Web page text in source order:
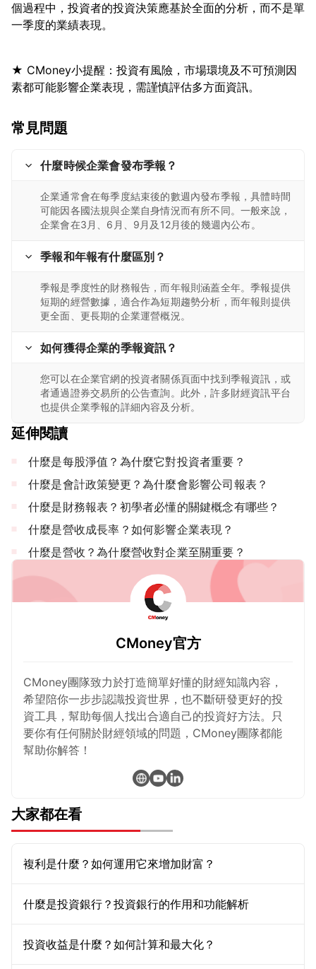
個過程中，投資者的投資決策應基於全面的分析，而不是單
★ CMoney小提醒：投資有風險，市場環境及不可預測因
常見問題
什麼時候企業會發布季報？
企業通常會在每季度結束後的數週內發布季報，具體時間
可能因各國法規與企業自身情況而有所不同。一般來說，
企業會在3月、6月、9月及12月後的幾週內公布。
季報和年報有什麼區別？
季報是季度性的財務報告，而年報則涵蓋全年。季報提供
短期的經營數據，適合作為短期趨勢分析，而年報則提供
更全面、更長期的企業運營概況。
如何獲得企業的季報資訊？
您可以在企業官網的投資者關係頁面中找到季報資訊，或
者通過證券交易所的公告查詢。此外，許多財經資訊平台
也提供企業季報的詳細內容及分析。
延伸閱讀
什麼是每股淨值？為什麼它對投資者重要？
什麼是會計政策變更？為什麼會影響公司報表？
什麼是財務報表？初學者必懂的關鍵概念有哪些？
什麼是營收成長率？如何影響企業表現？
什麼是營收？為什麼營收對企業至關重要？
CMoney官方
CMoney團隊致力於打造簡單好懂的財經知識內容，
希望陪你一步步認識投資世界，也不斷研發更好的投
資工具，幫助每個人找出合適自己的投資好方法。只
要你有任何關於財經領域的問題，CMoney團隊都能
幫助你解答！
大家都在看
複利是什麼？如何運用它來增加財富？
什麼是投資銀行？投資銀行的作用和功能解析
投資收益是什麼？如何計算和最大化？